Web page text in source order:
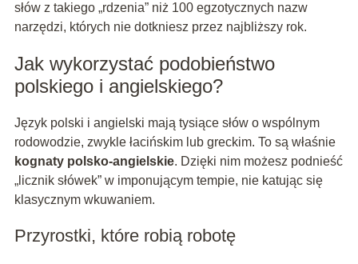
słów z takiego „rdzenia” niż 100 egzotycznych nazw
narzędzi, których nie dotkniesz przez najbliższy rok.
Jak wykorzystać podobieństwo
polskiego i angielskiego?
Język polski i angielski mają tysiące słów o wspólnym
rodowodzie, zwykle łacińskim lub greckim. To są właśnie
kognaty polsko-angielskie. Dzięki nim możesz podnieść
„licznik słówek” w imponującym tempie, nie katując się
klasycznym wkuwaniem.
Przyrostki, które robią robotę